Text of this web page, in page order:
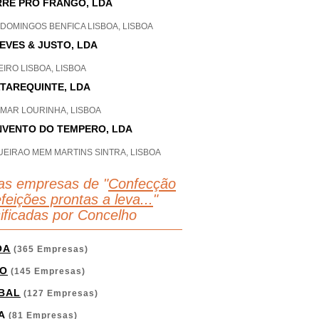
PRO FRANGO, LDA
BENFICA LISBOA, LISBOA
& JUSTO, LDA
LISBOA, LISBOA
LDA
LOURINHA, LISBOA
DO TEMPERO, LDA
MEM MARTINS SINTRA, LISBOA
empresas de "Confecção
prontas a leva... "
por Concelho
(365 Empresas)
(145 Empresas)
(127 Empresas)
(81 Empresas)